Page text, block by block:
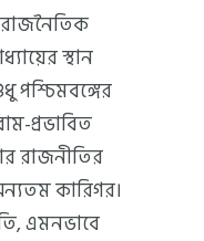
স্থান
পশ্চিমবঙ্গের
প্রভাবিত
রাজনীতির
কারিগর।
এমনভাবে